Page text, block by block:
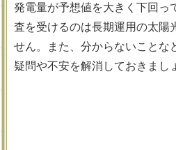
発電量が予想値を大きく下回っ
査を受けるのは長期運用の太陽
せん。また、分からないことな
疑問や不安を解消しておきまし